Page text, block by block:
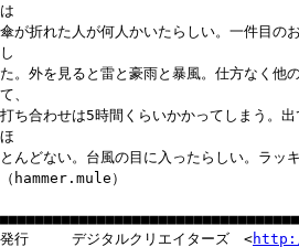
は
傘が折れた人が何人かいたらしい。一件目の
し
た。外を見ると雷と豪雨と暴風。仕方なく他
て、
打ち合わせは5時間くらいかかってしまう。
ほ
とんどない。台風の目に入ったらしい
（hammer.mule）
発行 デジタルクリエイターズ <